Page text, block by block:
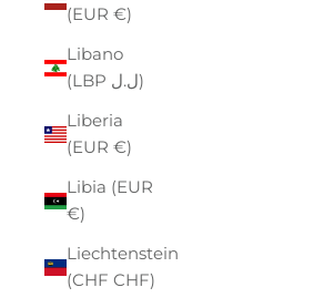
(EUR €)
Libano
(LBP ل.ل)
Liberia
(EUR €)
Libia (EUR
€)
Liechtenstein
(CHF CHF)